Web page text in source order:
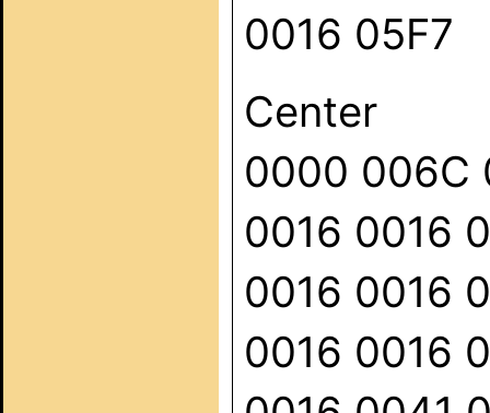
0016 05F7
Center
0000 006C
0016 0016
0016 0016
0016 0016